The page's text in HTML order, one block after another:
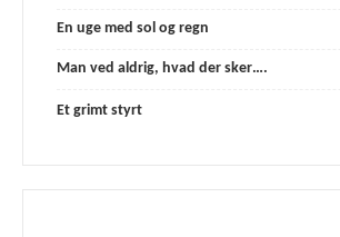
En uge med sol og regn
Man ved aldrig, hvad der sker….
Et grimt styrt